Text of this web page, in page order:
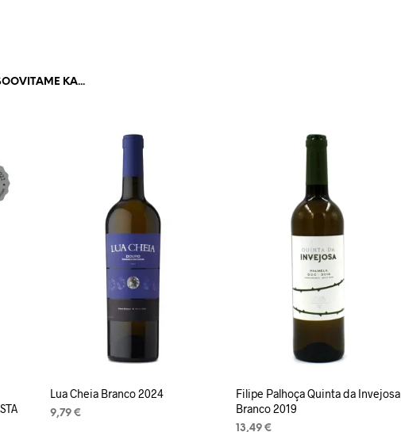
KA...
Lua Cheia Branco 2024
9,79 €
Filipe Palhoça Quinta da Invejosa
Branco 2019
13,49 €